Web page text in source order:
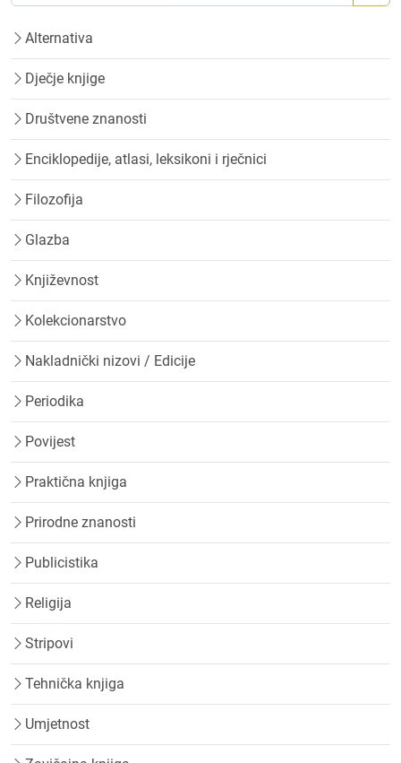
Alternativa
Dječje knjige
Društvene znanosti
Enciklopedije, atlasi, leksikoni i rječnici
Filozofija
Glazba
Književnost
Kolekcionarstvo
Nakladnički nizovi / Edicije
Periodika
Povijest
Praktična knjiga
Prirodne znanosti
Publicistika
Religija
Stripovi
Tehnička knjiga
Umjetnost